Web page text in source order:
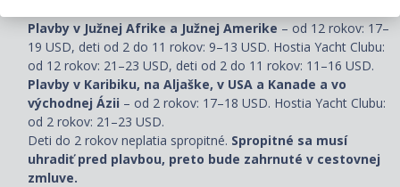
Plavby v Južnej Afrike a Južnej Amerike – od 12 rokov: 17–
19 USD, deti od 2 do 11 rokov: 9–13 USD. Hostia Yacht Clubu:
od 12 rokov: 21–23 USD, deti od 2 do 11 rokov: 11–16 USD.
Plavby v Karibiku, na Aljaške, v USA a Kanade a vo
východnej Ázii – od 2 rokov: 17–18 USD. Hostia Yacht Clubu:
od 2 rokov: 21–23 USD.
Deti do 2 rokov neplatia spropitné. Spropitné sa musí
uhradiť pred plavbou, preto bude zahrnuté v cestovnej
zmluve.